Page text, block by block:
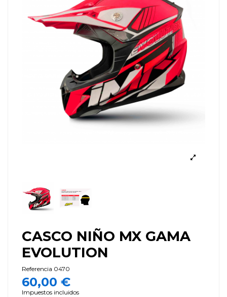
CASCO NIÑO MX GAMA
EVOLUTION
Referencia 0470
60,00 €
Impuestos incluidos